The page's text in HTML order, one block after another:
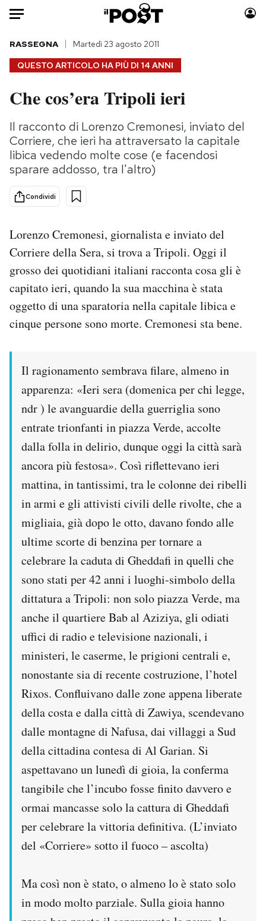
Auto
HOME
Italia
Politica
Tecnologia
Internet
Scienza
Cultura
Sport
Moda
Consumismi
Storie/Idee
Ok Boomer!
Mondiali calcio 2026
PODCAST
NEWSLETTER
I MIEI PREFERITI
SHOP
CALENDARIO
AREA PERSONALE
Area Personale
Newsletter
Notifiche mobile
Regala il Post
QUESTO ARTICOLO HA PIÙ DI 14 ANNI
RASSEGNA Martedì 23 agosto 2011
Che cos’era Tripoli ieri
Il racconto di Lorenzo Cremonesi, inviato del
Corriere, che ieri ha attraversato la capitale
libica vedendo molte cose (e facendosi
sparare addosso, tra l'altro)
Condividi
Lorenzo Cremonesi, giornalista e inviato del
Corriere della Sera, si trova a Tripoli. Oggi il
grosso dei quotidiani italiani racconta cosa gli è
capitato ieri, quando la sua macchina è stata
oggetto di una sparatoria nella capitale libica e
cinque persone sono morte. Cremonesi sta bene.
Il ragionamento sembrava filare, almeno in
apparenza: «Ieri sera (domenica per chi legge,
ndr ) le avanguardie della guerriglia sono
entrate trionfanti in piazza Verde, accolte
dalla folla in delirio, dunque oggi la città sarà
ancora più festosa». Così riflettevano ieri
mattina, in tantissimi, tra le colonne dei ribelli
in armi e gli attivisti civili delle rivolte, che a
migliaia, già dopo le otto, davano fondo alle
ultime scorte di benzina per tornare a
celebrare la caduta di Gheddafi in quelli che
sono stati per 42 anni i luoghi-simbolo della
dittatura a Tripoli: non solo piazza Verde, ma
anche il quartiere Bab al Aziziya, gli odiati
uffici di radio e televisione nazionali, i
ministeri, le caserme, le prigioni centrali e,
nonostante sia di recente costruzione, l’hotel
Rixos. Confluivano dalle zone appena liberate
della costa e dalla città di Zawiya, scendevano
dalle montagne di Nafusa, dai villaggi a Sud
della cittadina contesa di Al Garian. Si
aspettavano un lunedì di gioia, la conferma
tangibile che l’incubo fosse finito davvero e
ormai mancasse solo la cattura di Gheddafi
per celebrare la vittoria definitiva. (L’inviato
del «Corriere» sotto il fuoco – ascolta)
Ma così non è stato, o almeno lo è stato solo
in modo molto parziale. Sulla gioia hanno